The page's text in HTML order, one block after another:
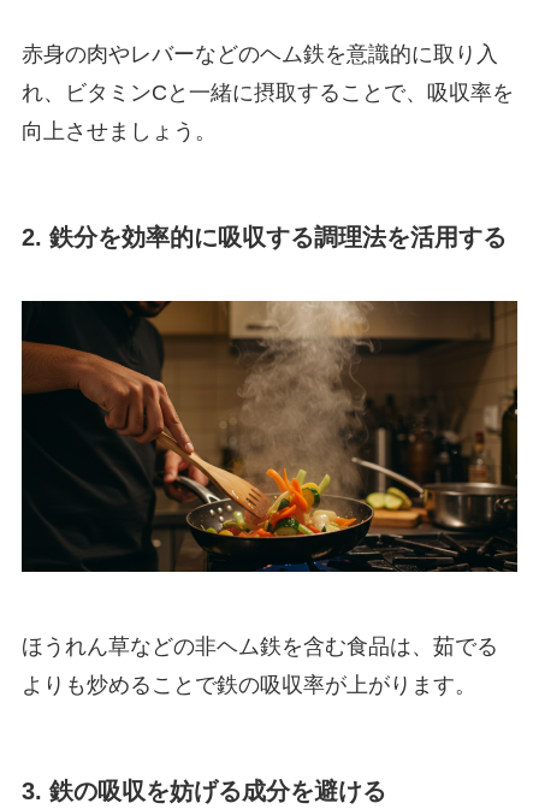
赤身の肉やレバーなどのヘム鉄を意識的に取り入
れ、ビタミンCと一緒に摂取することで、吸収率を
向上させましょう。
2. 鉄分を効率的に吸収する調理法を活用する
ほうれん草などの非ヘム鉄を含む食品は、茹でる
よりも炒めることで鉄の吸収率が上がります。
3. 鉄の吸収を妨げる成分を避ける